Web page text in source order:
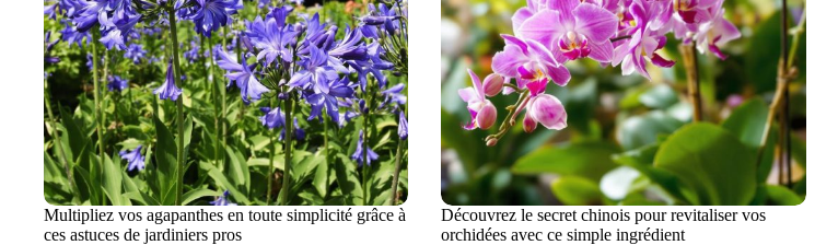
Multipliez vos agapanthes en toute simplicité grâce à
ces astuces de jardiniers pros
Découvrez le secret chinois pour revitaliser vos
orchidées avec ce simple ingrédient